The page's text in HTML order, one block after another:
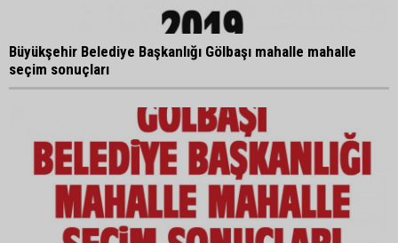
Büyükşehir Belediye Başkanlığı Gölbaşı mahalle mahalle
seçim sonuçları